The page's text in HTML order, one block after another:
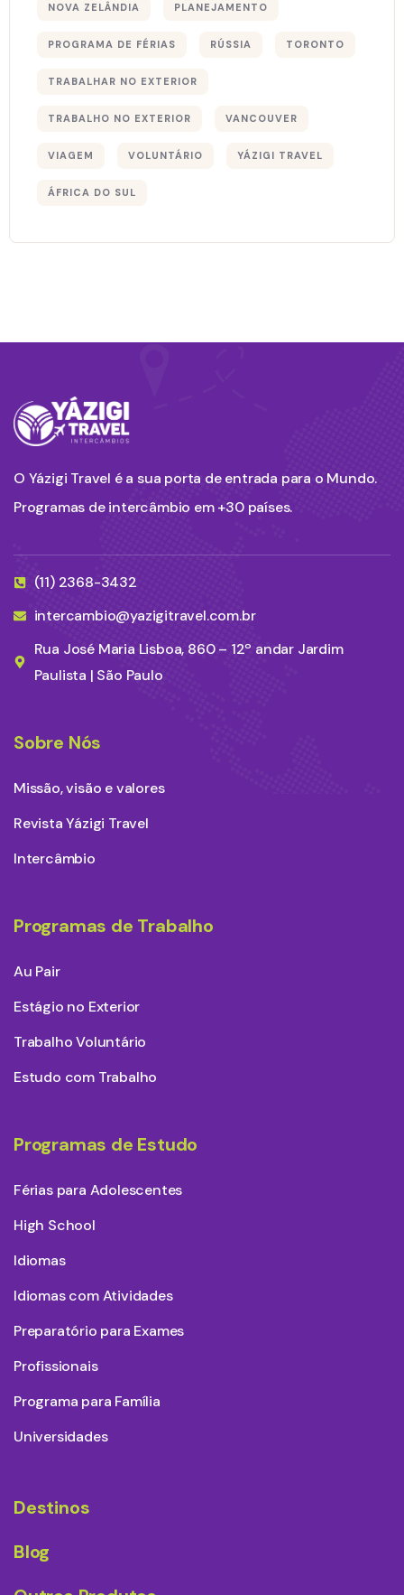
NOVA ZELÂNDIA PLANEJAMENTO
PROGRAMA DE FÉRIAS RÚSSIA TORONTO
TRABALHAR NO EXTERIOR
TRABALHO NO EXTERIOR VANCOUVER
VIAGEM VOLUNTÁRIO YÁZIGI TRAVEL
ÁFRICA DO SUL
O Yázigi Travel é a sua porta de entrada para o Mundo.
Programas de intercâmbio em +30 países.
(11) 2368-3432
intercambio@yazigitravel.com.br
Rua José Maria Lisboa, 860 – 12º andar Jardim
Paulista | São Paulo
Sobre Nós
Missão, visão e valores
Revista Yázigi Travel
Intercâmbio
Programas de Trabalho
Au Pair
Estágio no Exterior
Trabalho Voluntário
Estudo com Trabalho
Programas de Estudo
Férias para Adolescentes
High School
Idiomas
Idiomas com Atividades
Preparatório para Exames
Profissionais
Programa para Família
Universidades
Destinos
Blog